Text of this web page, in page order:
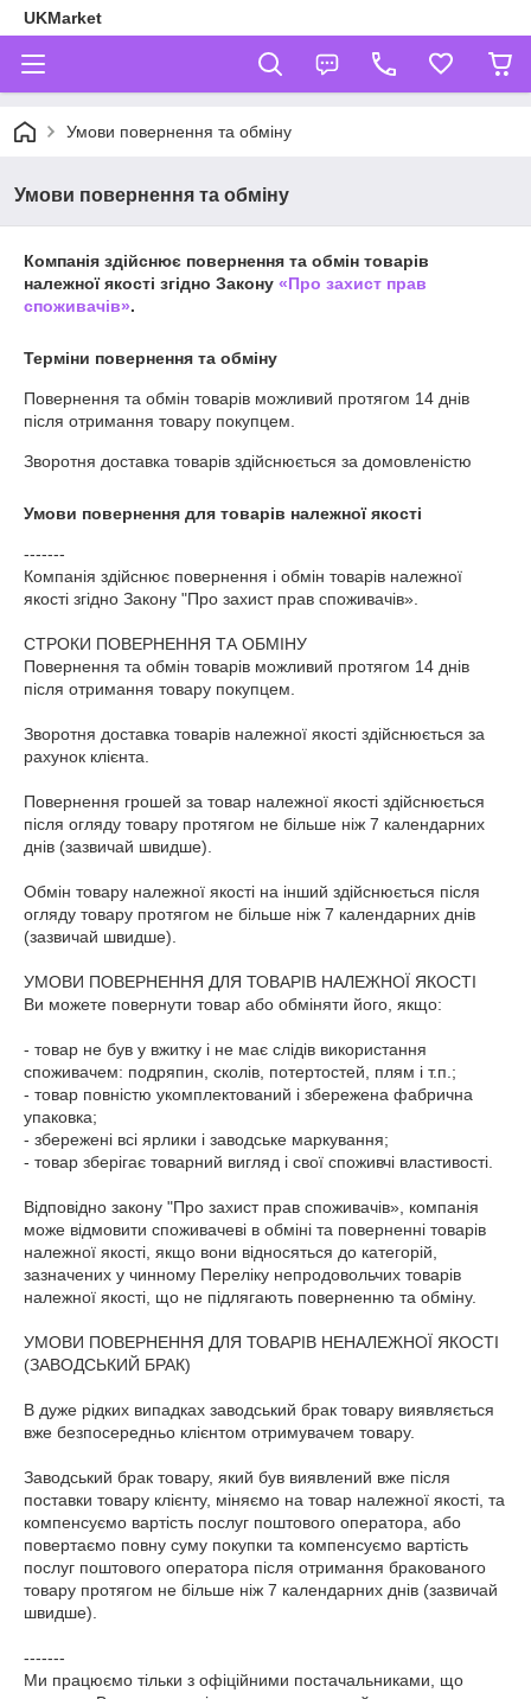
UKMarket
Умови повернення та обміну
Умови повернення та обміну
Компанія здійснює повернення та обмін товарів
належної якості згідно Закону «Про захист прав
споживачів».
Терміни повернення та обміну
Повернення та обмін товарів можливий протягом 14 днів
після отримання товару покупцем.
Зворотня доставка товарів здійснюється за домовленістю
Умови повернення для товарів належної якості
-------
Компанія здійснює повернення і обмін товарів належної
якості згідно Закону "Про захист прав споживачів».
СТРОКИ ПОВЕРНЕННЯ ТА ОБМІНУ
Повернення та обмін товарів можливий протягом 14 днів
після отримання товару покупцем.
Зворотня доставка товарів належної якості здійснюється за
рахунок клієнта.
Повернення грошей за товар належної якості здійснюється
після огляду товару протягом не більше ніж 7 календарних
днів (зазвичай швидше).
Обмін товару належної якості на інший здійснюється після
огляду товару протягом не більше ніж 7 календарних днів
(зазвичай швидше).
УМОВИ ПОВЕРНЕННЯ ДЛЯ ТОВАРІВ НАЛЕЖНОЇ ЯКОСТІ
Ви можете повернути товар або обміняти його, якщо:
- товар не був у вжитку і не має слідів використання
споживачем: подряпин, сколів, потертостей, плям і т.п.;
- товар повністю укомплектований і збережена фабрична
упаковка;
- збережені всі ярлики і заводське маркування;
- товар зберігає товарний вигляд і свої споживчі властивості.
Відповідно закону "Про захист прав споживачів», компанія
може відмовити споживачеві в обміні та поверненні товарів
належної якості, якщо вони відносяться до категорій,
зазначених у чинному Переліку непродовольчих товарів
належної якості, що не підлягають поверненню та обміну.
УМОВИ ПОВЕРНЕННЯ ДЛЯ ТОВАРІВ НЕНАЛЕЖНОЇ ЯКОСТІ
(ЗАВОДСЬКИЙ БРАК)
В дуже рідких випадках заводський брак товару виявляється
вже безпосередньо клієнтом отримувачем товару.
Заводський брак товару, який був виявлений вже після
поставки товару клієнту, міняємо на товар належної якості, та
компенсуємо вартість послуг поштового оператора, або
повертаємо повну суму покупки та компенсуємо вартість
послуг поштового оператора після отримання бракованого
товару протягом не більше ніж 7 календарних днів (зазвичай
швидше).
-------
Ми працюємо тільки з офіційними постачальниками, що